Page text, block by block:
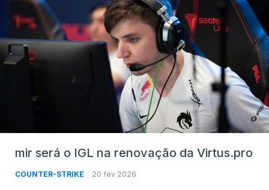
mir será o IGL na renovação da Virtus.pro
COUNTER-STRIKE 20 fev 2026